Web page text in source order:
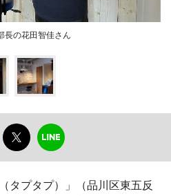
長の花田智佳さん
タプタプ）」（品川区東五反